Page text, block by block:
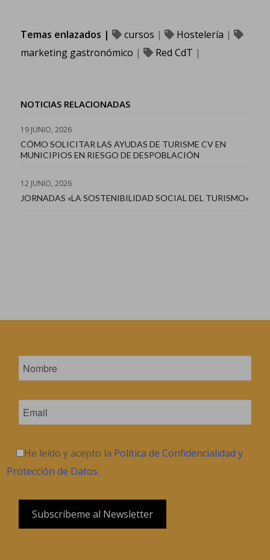
Temas enlazados | cursos | Hostelería |
marketing gastronómico | Red CdT |
NOTICIAS RELACIONADAS
19 JUNIO, 2026
CÓMO SOLICITAR LAS AYUDAS DE TURISME CV EN
MUNICIPIOS EN RIESGO DE DESPOBLACIÓN
12 JUNIO, 2026
JORNADAS «LA SOSTENIBILIDAD SOCIAL DEL TURISMO»
He leído y acepto la Política de Confidencialidad y
Protección de Datos.